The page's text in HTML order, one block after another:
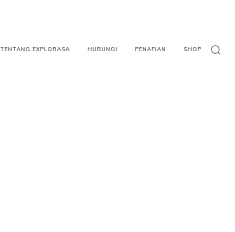
TENTANG EXPLORASA HUBUNGI PENAFIAN SHOP